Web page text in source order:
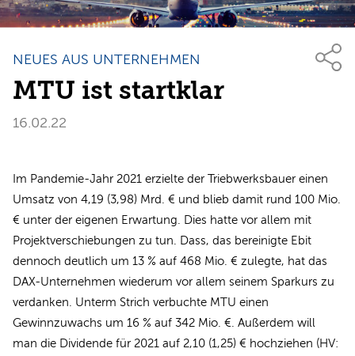
NEUES AUS UNTERNEHMEN
MTU ist startklar
16.02.22
Im Pandemie-Jahr 2021 erzielte der Triebwerksbauer einen
Umsatz von 4,19 (3,98) Mrd. € und blieb damit rund 100 Mio.
€ unter der eigenen Erwartung. Dies hatte vor allem mit
Projektverschiebungen zu tun. Dass, das bereinigte Ebit
dennoch deutlich um 13 % auf 468 Mio. € zulegte, hat das
DAX-Unternehmen wiederum vor allem seinem Sparkurs zu
verdanken. Unterm Strich verbuchte MTU einen
Gewinnzuwachs um 16 % auf 342 Mio. €. Außerdem will
man die Dividende für 2021 auf 2,10 (1,25) € hochziehen (HV: